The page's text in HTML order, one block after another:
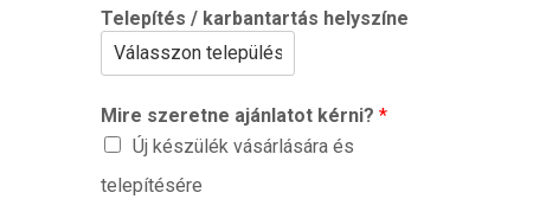
Telepítés / karbantartás helyszíne
Mire szeretne ajánlatot kérni? *
Új készülék vásárlására és
telepítésére